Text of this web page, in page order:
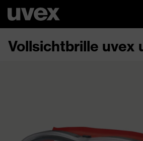
Vollsichtbrille uvex